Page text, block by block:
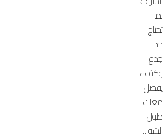
لما
تحتاج
حد
جدع
وكفء
يفضل
معاك
طول
الشه...